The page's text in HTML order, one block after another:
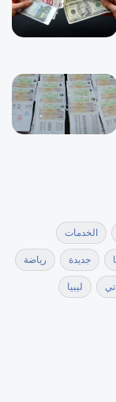
الخدمات
جديدة رياضة
ليبيا